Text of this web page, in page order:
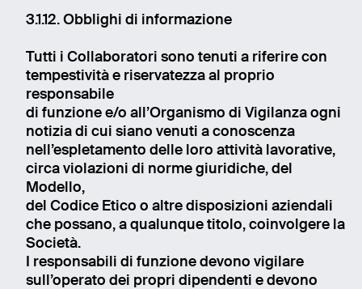
3.1.12. Obblighi di informazione
Tutti i Collaboratori sono tenuti a riferire con
tempestività e riservatezza al proprio
responsabile
di funzione e/o all’Organismo di Vigilanza ogni
notizia di cui siano venuti a conoscenza
nell’espletamento delle loro attività lavorative,
circa violazioni di norme giuridiche, del
Modello,
del Codice Etico o altre disposizioni aziendali
che possano, a qualunque titolo, coinvolgere la
Società.
I responsabili di funzione devono vigilare
sull’operato dei propri dipendenti e devono